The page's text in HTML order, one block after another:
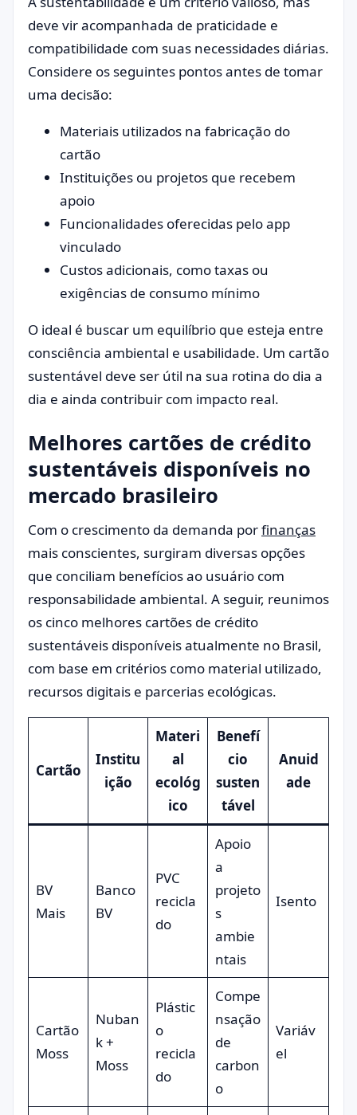
deve vir acompanhada de praticidade e
compatibilidade com suas necessidades diárias.
Considere os seguintes pontos antes de tomar
uma decisão:
Materiais utilizados na fabricação do
cartão
Instituições ou projetos que recebem
apoio
Funcionalidades oferecidas pelo app
vinculado
Custos adicionais, como taxas ou
exigências de consumo mínimo
O ideal é buscar um equilíbrio que esteja entre
consciência ambiental e usabilidade. Um cartão
sustentável deve ser útil na sua rotina do dia a
dia e ainda contribuir com impacto real.
Melhores cartões de crédito
sustentáveis disponíveis no
mercado brasileiro
Com o crescimento da demanda porfinanças
mais conscientes, surgiram diversas opções
que conciliam benefícios ao usuário com
responsabilidade ambiental. A seguir, reunimos
os cinco melhores cartões de crédito
sustentáveis disponíveis atualmente no Brasil,
com base em critérios como material utilizado,
recursos digitais e parcerias ecológicas.
Cartão
Institu
ição
Materi
al
ecológ
ico
Benefí
cio
susten
tável
Anuid
ade
BV
Mais
Banco
BV
PVC
recicla
do
Apoio
a
projeto
s
ambie
ntais
Isento
Cartão
Moss
Nuban
k +
Moss
Plástic
o
recicla
do
Compe
nsação
de
carbon
o
Variáv
el